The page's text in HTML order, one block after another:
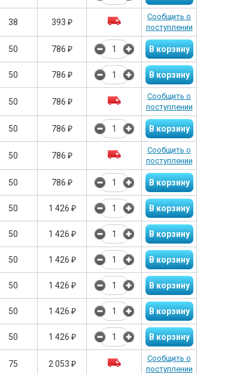
38 393 ₽
Сообщить о
поступлении
50 786 ₽
50 786 ₽
50 786 ₽
Сообщить о
поступлении
50 786 ₽
50 786 ₽
Сообщить о
поступлении
50 786 ₽
50 1 426 ₽
50 1 426 ₽
50 1 426 ₽
50 1 426 ₽
50 1 426 ₽
50 1 426 ₽
75 2 053 ₽
Сообщить о
поступлении